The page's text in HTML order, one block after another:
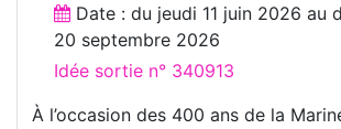
Date : du jeudi 11 juin 2026 au
20 septembre 2026
Idée sortie n° 340913
À l’occasion des 400 ans de la